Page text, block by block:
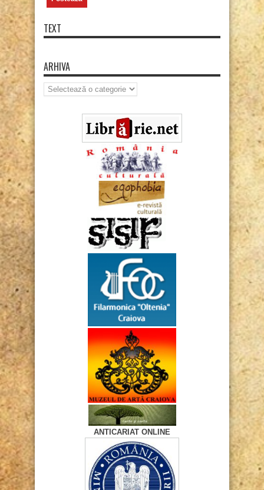
TEXT
ARHIVA
Arhiva
ANTICARIAT ONLINE